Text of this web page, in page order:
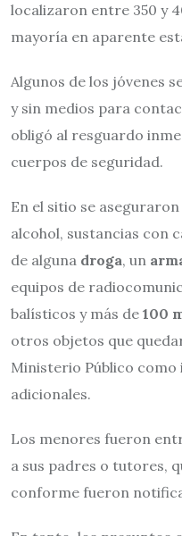
localizaron entre 350 y
mayoría en aparente
Algunos de los jóvenes
y sin medios para
obligó al resguardo
cuerpos de seguridad.
En el sitio se
alcohol, sustancias con
de alguna droga, un
equipos de
balísticos y más de 100
otros objetos que
Ministerio Público como
adicionales.
Los menores fueron
a sus padres o tutores,
conforme fueron